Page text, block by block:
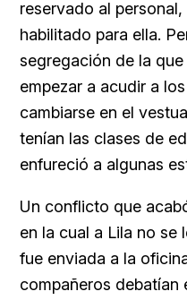
reservado al
habilitado para ella.
segregación de la
empezar a acudir a
cambiarse en el
tenían las clases de
enfureció a algunas
Un conflicto que
en la cual a Lila no se
fue enviada a la
compañeros debatían